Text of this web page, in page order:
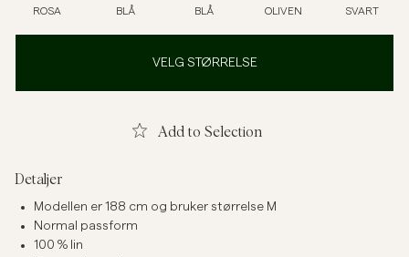
ROSA BLÅ BLÅ OLIVEN SVART
VELG STØRRELSE
Add to Selection
Detaljer
Modellen er 188 cm og bruker størrelse M
Normal passform
100 % lin